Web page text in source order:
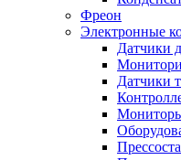
Фреон
Электронные
Датчики
Датчики